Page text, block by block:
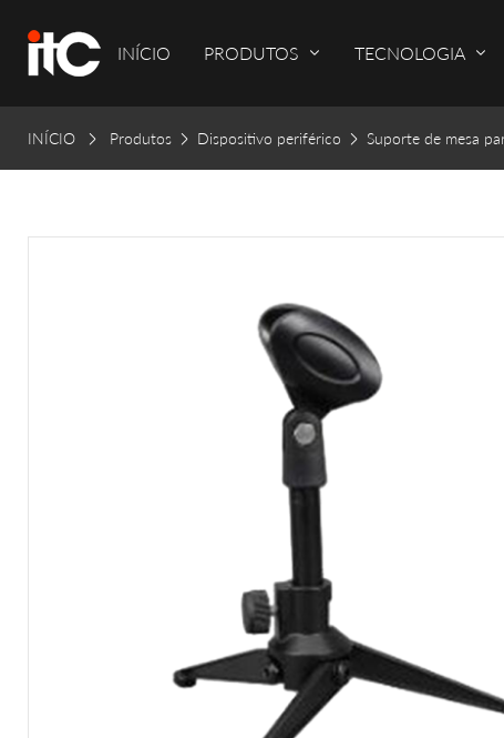
INÍCIO PRODUTOS TECNOLOGIA
INÍCIO Produtos Dispositivo periférico Suporte de mesa